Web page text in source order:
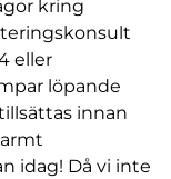
kring
eller
löpande
innan
idag! Då vi inte